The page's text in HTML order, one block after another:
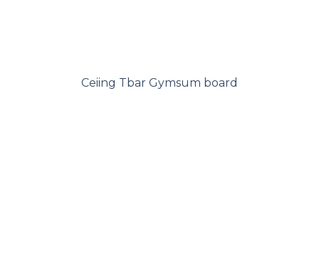
Ceiing Tbar Gymsum board